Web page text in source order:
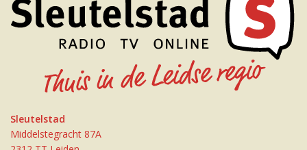
Sleutelstad
Middelstegracht 87A